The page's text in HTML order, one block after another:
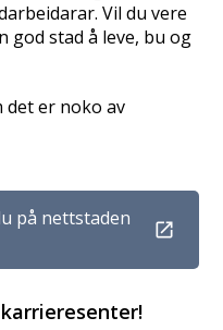
Vil du vere
god stad å leve, bu og
det er noko av
på nettstaden